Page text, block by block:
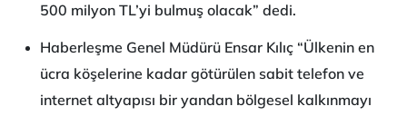
500 milyon TL’yi bulmuş olacak” dedi.
Haberleşme Genel Müdürü Ensar Kılıç “Ülkenin en
ücra köşelerine kadar götürülen sabit telefon ve
internet altyapısı bir yandan bölgesel kalkınmayı